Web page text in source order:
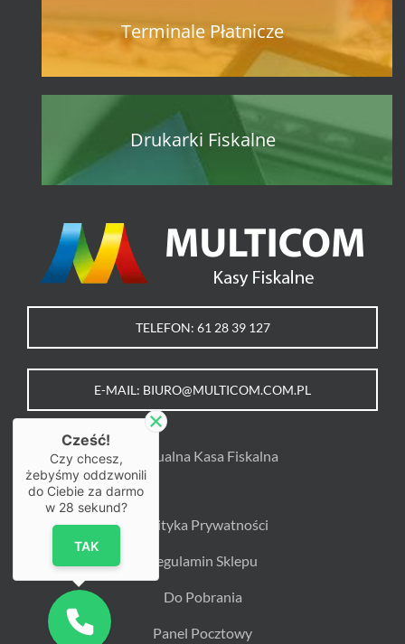
Terminale Płatnicze
Drukarki Fiskalne
TELEFON: 61 28 39 127
E-MAIL: BIURO@MULTICOM.COM.PL
Wirtualna Kasa Fiskalna
Polityka Prywatności
Regulamin Sklepu
Do Pobrania
Panel Pocztowy
Cześć!
Czy chcesz,
żebyśmy oddzwonili
do Ciebie za darmo
w 28 sekund?
TAK